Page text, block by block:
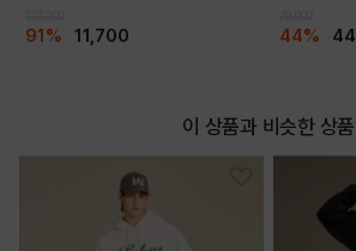
91% 11,700 44%
이 상품과 비슷한 상품